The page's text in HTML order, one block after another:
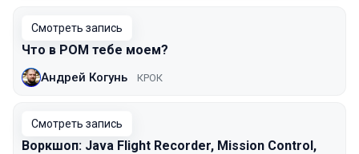
Смотреть запись
Что в POM тебе моем?
Андрей Когунь КРОК
Смотреть запись
Воркшоп: Java Flight Recorder, Mission Control,